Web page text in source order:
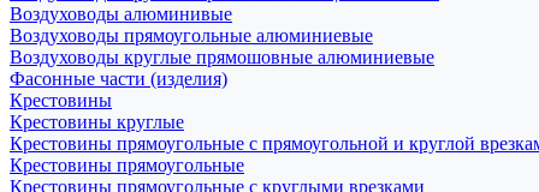
Воздуховоды алюминивые
Воздуховоды прямоугольные алюминиевые
Воздуховоды круглые прямошовные алюминиевые
Фасонные части (изделия)
Крестовины
Крестовины круглые
Крестовины прямоугольные с прямоугольной и круглой
Крестовины прямоугольные
Крестовины прямоугольные с круглыми врезками